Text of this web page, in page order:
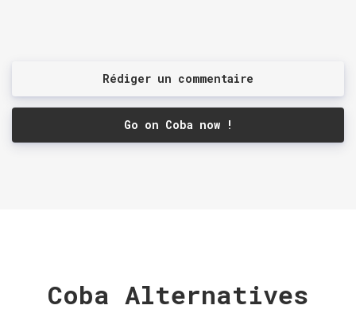
Rédiger un commentaire
Go on Coba now !
Coba Alternatives